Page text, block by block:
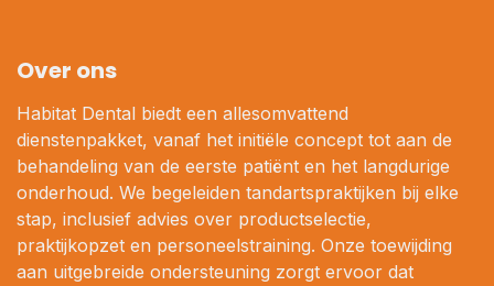
Over ons
Habitat Dental biedt een allesomvattend
dienstenpakket, vanaf het initiële concept tot aan de
behandeling van de eerste patiënt en het langdurige
onderhoud. We begeleiden tandartspraktijken bij elke
stap, inclusief advies over productselectie,
praktijkopzet en personeelstraining. Onze toewijding
aan uitgebreide ondersteuning zorgt ervoor dat